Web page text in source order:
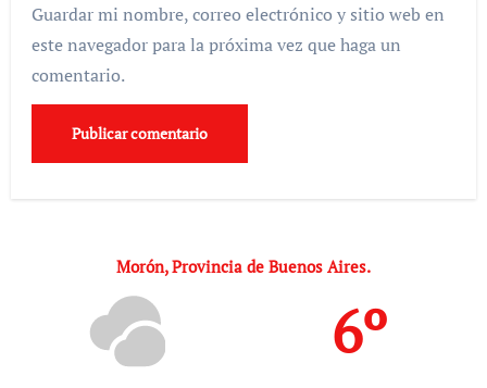
Guardar mi nombre, correo electrónico y sitio web en
este navegador para la próxima vez que haga un
comentario.
Morón, Provincia de Buenos Aires.
6º